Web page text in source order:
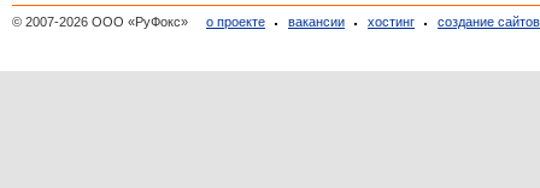
© 2007-2026 ООО «РуФокс» о проекте вакансии хостинг создание сайтов